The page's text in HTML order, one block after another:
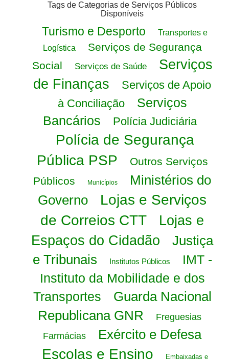
Tags de Categorias de Serviços Públicos
Disponíveis
Turismo e Desporto
Transportes e
Logística
Serviços de Segurança
Social
Serviços de Saúde
Serviços
de Finanças
Serviços de Apoio
à Conciliação
Serviços
Bancários
Polícia Judiciária
Polícia de Segurança
Pública PSP
Outros Serviços
Públicos
Municípios
Ministérios do
Governo
Lojas e Serviços
de Correios CTT
Lojas e
Espaços do Cidadão
Justiça
e Tribunais
Institutos Públicos
IMT -
Instituto da Mobilidade e dos
Transportes
Guarda Nacional
Republicana GNR
Freguesias
Farmácias
Exército e Defesa
Escolas e Ensino Embaixadas e